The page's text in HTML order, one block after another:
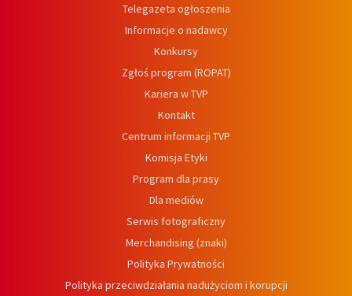
Telegazeta ogłoszenia
Informacje o nadawcy
Konkursy
Zgłoś program (ROPAT)
Kariera w TVP
Kontakt
Centrum informacji TVP
Komisja Etyki
Program dla prasy
Dla mediów
Serwis fotograficzny
Merchandising (znaki)
Polityka Prywatności
Polityka przeciwdziałania nadużyciom i korupcji